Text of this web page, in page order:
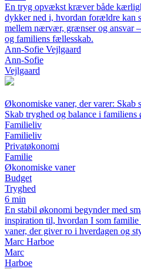
En tryg opvækst kræver både
dykker ned i, hvordan forældre kan
mellem nærvær, grænser og ansvar
og familiens fællesskab.
Ann-Sofie Vejlgaard
Ann-Sofie
Vejlgaard
Økonomiske vaner, der varer: Skab
Skab tryghed og balance i
Familieliv
Familieliv
Privatøkonomi
Familie
Økonomiske vaner
Budget
Tryghed
6 min
En stabil økonomi begynder med
inspiration til, hvordan I som familie
vaner, der giver ro i hverdagen og
Marc Harboe
Marc
Harboe